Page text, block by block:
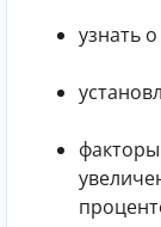
узнать